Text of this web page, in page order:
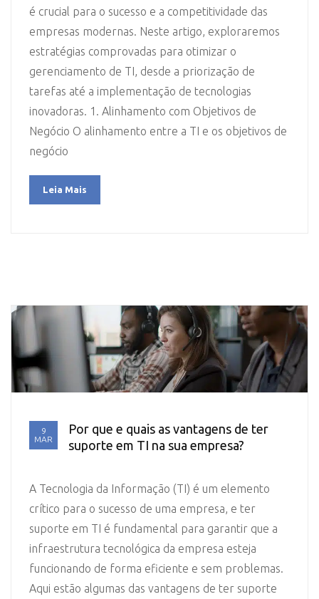
é crucial para o sucesso e a competitividade das
empresas modernas. Neste artigo, exploraremos
estratégias comprovadas para otimizar o
gerenciamento de TI, desde a priorização de
tarefas até a implementação de tecnologias
inovadoras. 1. Alinhamento com Objetivos de
Negócio O alinhamento entre a TI e os objetivos de
negócio
Leia Mais
9
MAR
Por que e quais as vantagens de ter
suporte em TI na sua empresa?
A Tecnologia da Informação (TI) é um elemento
crítico para o sucesso de uma empresa, e ter
suporte em TI é fundamental para garantir que a
infraestrutura tecnológica da empresa esteja
funcionando de forma eficiente e sem problemas.
Aqui estão algumas das vantagens de ter suporte